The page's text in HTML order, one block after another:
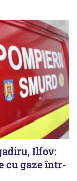
Ilfov:
cu gaze într-